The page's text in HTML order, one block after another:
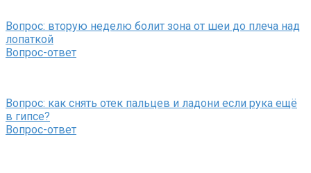
Вопрос: вторую неделю болит зона от шеи до плеча над
лопаткой
Вопрос-ответ
Вопрос: как снять отек пальцев и ладони если рука ещё
в гипсе?
Вопрос-ответ